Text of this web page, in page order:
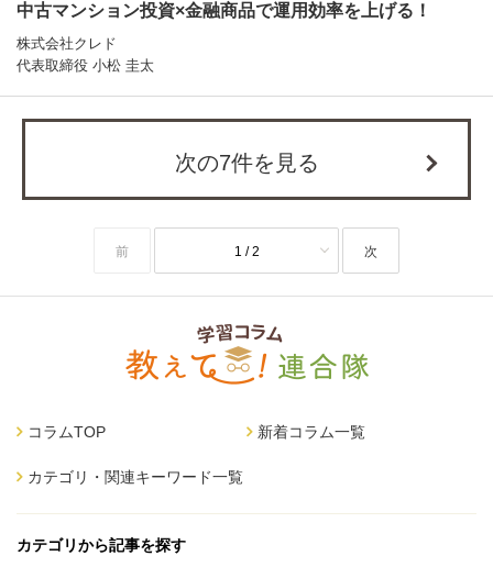
中古マンション投資×金融商品で運用効率を上げる！
株式会社クレド
代表取締役 小松 圭太
次の7件を見る
前 1 / 2 次
コラムTOP 新着コラム一覧
カテゴリ・関連キーワード一覧
カテゴリから記事を探す